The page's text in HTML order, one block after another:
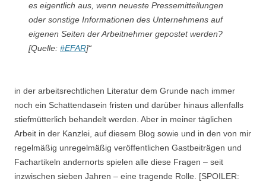
es eigentlich aus, wenn neueste Pressemitteilungen
oder sonstige Informationen des Unternehmens auf
eigenen Seiten der Arbeitnehmer gepostet werden?
[Quelle: #EFAR]“
in der arbeitsrechtlichen Literatur dem Grunde nach immer
noch ein Schattendasein fristen und darüber hinaus allenfalls
stiefmütterlich behandelt werden. Aber in meiner täglichen
Arbeit in der Kanzlei, auf diesem Blog sowie und in den von mir
regelmäßig unregelmäßig veröffentlichen Gastbeiträgen und
Fachartikeln andernorts spielen alle diese Fragen – seit
inzwischen sieben Jahren – eine tragende Rolle. [SPOILER: